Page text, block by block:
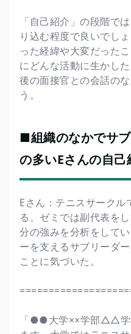
「自己紹介」の段階で
り込む程度で良いでし
った経緯や大変だった
にどんな活動に生かし
後の面接官との会話の
う。
■組織のなかでサ
の多いEさんの自
Eさん：テニスサーク
る。ゼミでは副代表を
分の強みを分析をして
ーを支えるサブリーダ
ことに気づいた。
「●●大学××学部△△